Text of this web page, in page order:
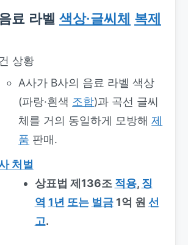
료 라벨 색상·글씨체 복제
상황
A사가 B사의 음료 라벨 색상
(파랑·흰색 조합)과 곡선 글씨
체를 거의 동일하게 모방해제
품 판매.
처벌
상표법 제136조 적용, 징
역 1년 또는 벌금1억 원 선
고.